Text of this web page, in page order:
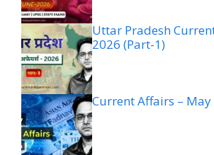
Uttar Pradesh
2026 (Part-1)
Current Affairs – May